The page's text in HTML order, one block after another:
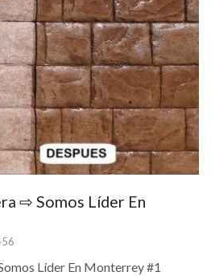
⇨ Somos Líder En
Líder En Monterrey #1